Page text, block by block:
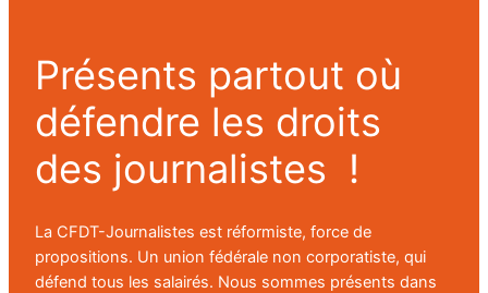
Présents partout où
défendre les droits
des journalistes !
La CFDT-Journalistes est réformiste, force de
propositions. Un union fédérale non corporatiste, qui
défend tous les salairés. Nous sommes présents dans